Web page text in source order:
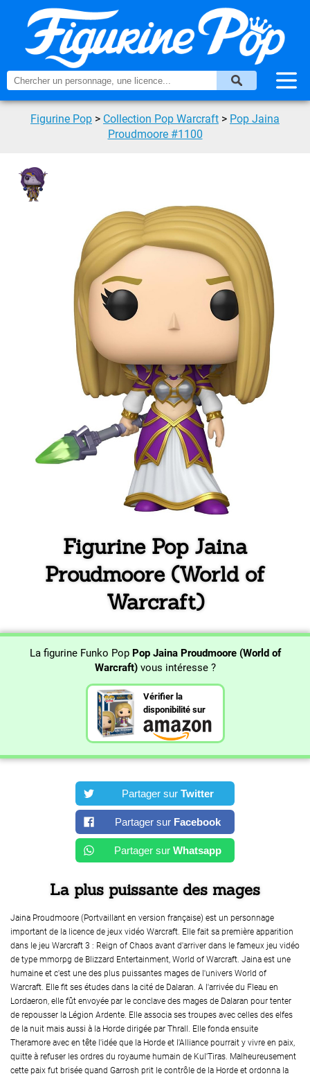
Figurine Pop > Collection Pop Warcraft > Pop Jaina
Proudmoore #1100
Figurine Pop Jaina
Proudmoore (World of
Warcraft)
La figurine Funko Pop Pop Jaina Proudmoore (World of
Warcraft)vous intéresse ?
Vérifier la
disponibilité sur
Partager sur Twitter
Partager sur Facebook
Partager sur Whatsapp
La plus puissante des mages
Jaina Proudmoore (Portvaillant en version française) est un personnage
important de la licence de jeux vidéo Warcraft. Elle fait sa première apparition
dans le jeu Warcraft 3 : Reign of Chaos avant d'arriver dans le fameux jeu vidéo
de type mmorpg de Blizzard Entertainment, World of Warcraft. Jaina est une
humaine et c'est une des plus puissantes mages de l'univers World of
Warcraft. Elle fit ses études dans la cité de Dalaran. A l'arrivée du Fleau en
Lordaeron, elle fût envoyée par le conclave des mages de Dalaran pour tenter
de repousser la Légion Ardente. Elle associa ses troupes avec celles des elfes
de la nuit mais aussi à la Horde dirigée par Thrall. Elle fonda ensuite
Theramore avec en tête l'idée que la Horde et l'Alliance pourrait y vivre en paix,
quitte à refuser les ordres du royaume humain de Kul'Tiras. Malheureusement
cette paix fut brisée quand Garrosh prit le contrôle de la Horde et ordonna la